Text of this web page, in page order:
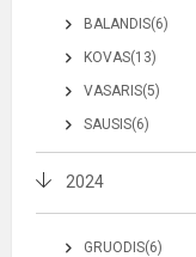
BALANDIS(6)
KOVAS(13)
VASARIS(5)
SAUSIS(6)
2024
GRUODIS(6)